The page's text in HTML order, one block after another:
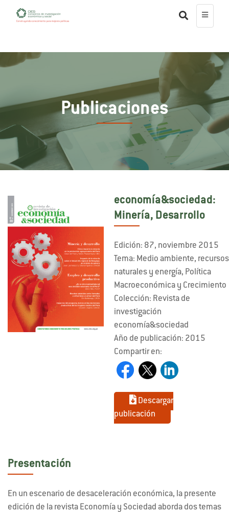
Publicaciones
economía&sociedad:
Minería, Desarrollo
Edición: 87, noviembre 2015
Tema: Medio ambiente, recursos
naturales y energía, Política
Macroeconómica y Crecimiento
Colección: Revista de
investigación
economía&sociedad
Año de publicación: 2015
Compartir en:
Descargar
publicación
Presentación
En un escenario de desaceleración económica, la presente
edición de la revista Economía y Sociedad aborda dos temas